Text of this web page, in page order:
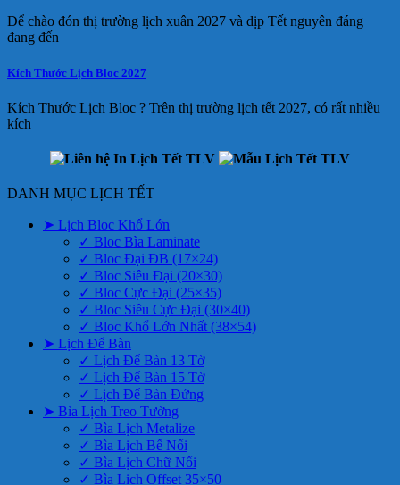
Để chào đón thị trường lịch xuân 2027 và dịp Tết nguyên đáng
đang đến
Kích Thước Lịch Bloc 2027
Kích Thước Lịch Bloc ? Trên thị trường lịch tết 2027, có rất nhiều
kích
DANH MỤC LỊCH TẾT
➤ Lịch Bloc Khổ Lớn
✓ Bloc Bìa Laminate
✓ Bloc Đại ĐB (17×24)
✓ Bloc Siêu Đại (20×30)
✓ Bloc Cực Đại (25×35)
✓ Bloc Siêu Cực Đại (30×40)
✓ Bloc Khổ Lớn Nhất (38×54)
➤ Lịch Để Bàn
✓ Lịch Để Bàn 13 Tờ
✓ Lịch Để Bàn 15 Tờ
✓ Lịch Để Bàn Đứng
➤ Bìa Lịch Treo Tường
✓ Bìa Lịch Metalize
✓ Bìa Lịch Bế Nổi
✓ Bìa Lịch Chữ Nổi
✓ Bìa Lịch Offset 35×50